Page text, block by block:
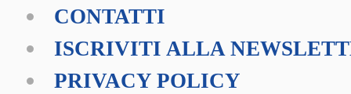
CONTATTI
ISCRIVITI ALLA
PRIVACY POLICY